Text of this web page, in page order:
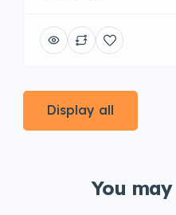
Display all
You